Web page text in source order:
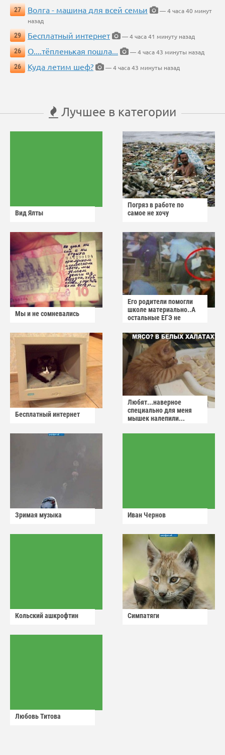
27
Волга - машина для всей семьи
— 4 часа 40 минут
назад
29
Бесплатный интернет
— 4 часа 41 минуту назад
26
О....тёпленькая пошла...
— 4 часа 43 минуты назад
26
Куда летим шеф? — 4 часа 43 минуты назад
Лучшее в категории
Вид Ялты
Погряз в работе по
самое не хочу
Мы и не сомневались
Его родители помогли
школе материально..А
остальные ЕГЭ не
Бесплатный интернет
Любят...наверное
специально для меня
мышек налепили...
Зримая музыка Иван Чернов
Кольский ашкрофтин Симпатяги
Любовь Титова